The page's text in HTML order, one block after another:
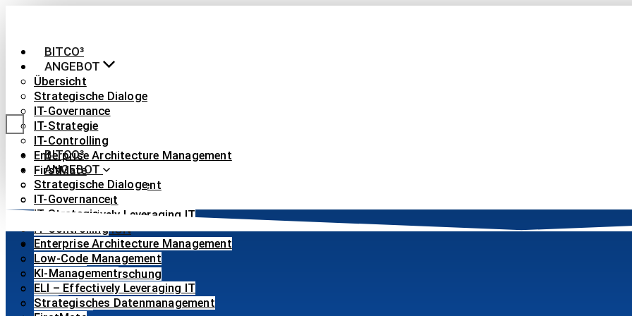
BITCO³
ANGEBOT
Übersicht
Strategische Dialoge
IT-Governance
IT-Strategie
IT-Controlling
Enterprise Architecture Management
FirstMate
Low-Code Management
KI-Management
ELI – Effectively Leveraging IT
IHRE FUNKTION
ÜBER UNS
Übersicht
Angewandte Forschung
Blog
Referenzen
BITCO³
ANGEBOT
Strategische Dialoge
IT-Governance
IT-Strategie
IT-Controlling
Enterprise Architecture Management
Low-Code Management
KI-Management
ELI – Effectively Leveraging IT
Strategisches Datenmanagement